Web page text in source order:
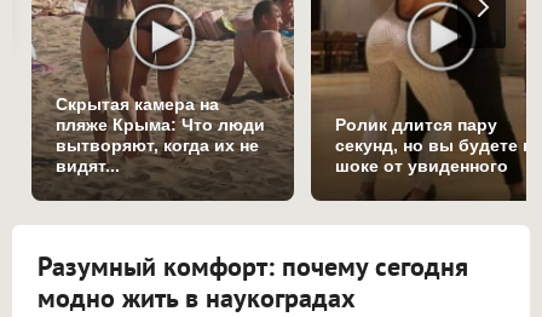
Скрытая камера на
пляже Крыма: Что люди
вытворяют, когда их не
видят...
Ролик длится пару
секунд, но вы будете в
шоке от увиденного
Разумный комфорт: почему сегодня
модно жить в наукоградах